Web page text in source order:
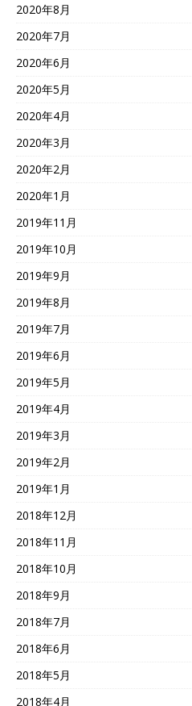
2020年8月
2020年7月
2020年6月
2020年5月
2020年4月
2020年3月
2020年2月
2020年1月
2019年11月
2019年10月
2019年9月
2019年8月
2019年7月
2019年6月
2019年5月
2019年4月
2019年3月
2019年2月
2019年1月
2018年12月
2018年11月
2018年10月
2018年9月
2018年7月
2018年6月
2018年5月
2018年4月